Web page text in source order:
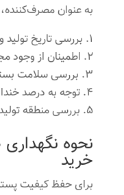
به عنوان
بررسی تاریخ تولید
اطمینان از وجود
بررسی سلامت
توجه به درصد
بررسی منطقه
نحوه
خرید
برای حفظ کیفیت